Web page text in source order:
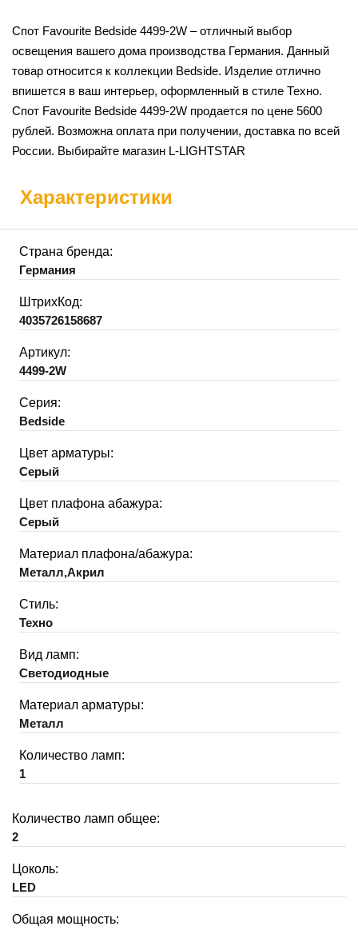
Спот Favourite Bedside 4499-2W – отличный выбор
освещения вашего дома производства Германия. Данный
товар относится к коллекции Bedside. Изделие отлично
впишется в ваш интерьер, оформленный в стиле Техно.
Спот Favourite Bedside 4499-2W продается по цене 5600
рублей. Возможна оплата при получении, доставка по всей
России. Выбирайте магазин L-LIGHTSTAR
Характеристики
Страна бренда:
Германия
ШтрихКод:
4035726158687
Артикул:
4499-2W
Серия:
Bedside
Цвет арматуры:
Серый
Цвет плафона абажура:
Серый
Материал плафона/абажура:
Металл,Акрил
Стиль:
Техно
Вид ламп:
Светодиодные
Материал арматуры:
Металл
Количество ламп:
1
Количество ламп общее:
2
Цоколь:
LED
Общая мощность: